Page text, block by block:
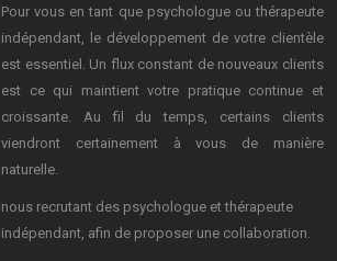
Pour vous en tant que psychologue ou thérapeute
indépendant, le développement de votre clientèle
est essentiel. Un flux constant de nouveaux clients
est ce qui maintient votre pratique continue et
croissante. Au fil du temps, certains clients
viendront certainement à vous de manière
naturelle.
nous recrutant des psychologue et thérapeute
indépendant, afin de proposer une collaboration.